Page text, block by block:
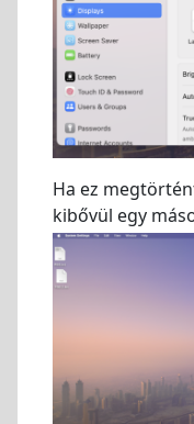
Ha ez
kibővül egy